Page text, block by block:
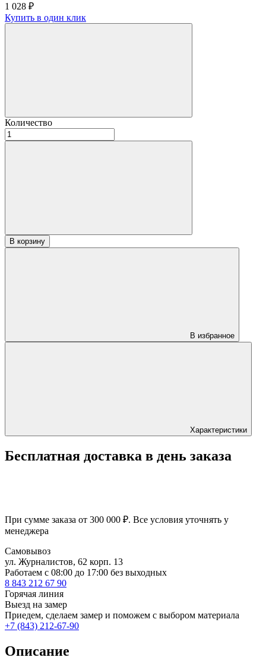
1 028 ₽
Купить в один клик
Количество
Количество
товара
В корзину
В избранное
Характеристики
Бесплатная доставка в день заказа
При сумме заказа от 300 000 ₽. Все условия уточнять у
менеджера
Самовывоз
ул. Журналистов, 62 корп. 13
Работаем c 08:00 до 17:00 без выходных
8 843 212 67 90
Горячая линия
Выезд на замер
Приедем, сделаем замер и поможем с выбором материала
+7 (843) 212-67-90
Описание